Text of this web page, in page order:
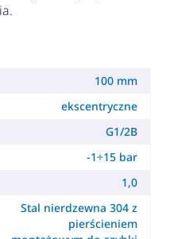
100 mm
ekscentryczne
G1/2B
-1÷15 bar
1,0
Stal nierdzewna 304 z
pierścieniem